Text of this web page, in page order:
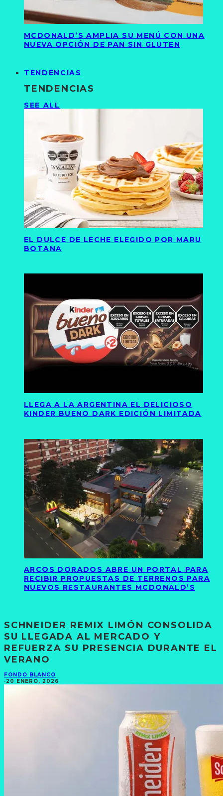
MCDONALD’S AMPLIA SU MENÚ CON UNA
NUEVA OPCIÓN DE PAN SIN GLUTEN
TENDENCIAS
TENDENCIAS
SEE ALL
EL DULCE DE LECHE ELEGIDO POR MARU
BOTANA
LLEGA A LA ARGENTINA EL DELICIOSO
KINDER BUENO DARK EDICIÓN LIMITADA
ARCOS DORADOS ABRE UN PORTAL PARA
RECIBIR PROPUESTAS DE TERRENOS PARA
NUEVOS RESTAURANTES MCDONALD’S
SCHNEIDER REMIX LIMÓN CONSOLIDA
SU LLEGADA AL MERCADO Y
REFUERZA SU PRESENCIA DURANTE EL
VERANO
FONDO BLANCO
·20 ENERO, 2026